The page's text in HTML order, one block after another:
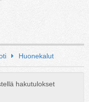
Huonekalut
hakutulokset